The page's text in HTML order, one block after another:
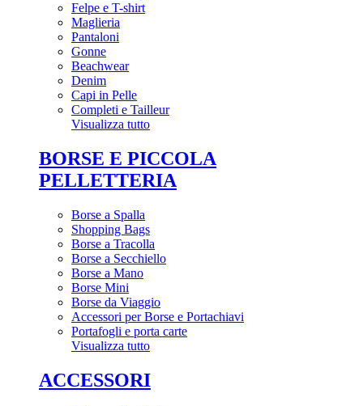
Felpe e T-shirt
Maglieria
Pantaloni
Gonne
Beachwear
Denim
Capi in Pelle
Completi e Tailleur
Visualizza tutto
BORSE E PICCOLA
PELLETTERIA
Borse a Spalla
Shopping Bags
Borse a Tracolla
Borse a Secchiello
Borse a Mano
Borse Mini
Borse da Viaggio
Accessori per Borse e Portachiavi
Portafogli e porta carte
Visualizza tutto
ACCESSORI